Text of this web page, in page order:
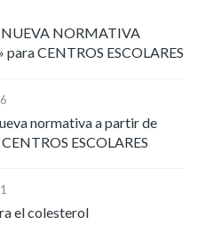
NUEVA NORMATIVA
para CENTROS ESCOLARES
normativa a partir de
ESCOLARES
el colesterol